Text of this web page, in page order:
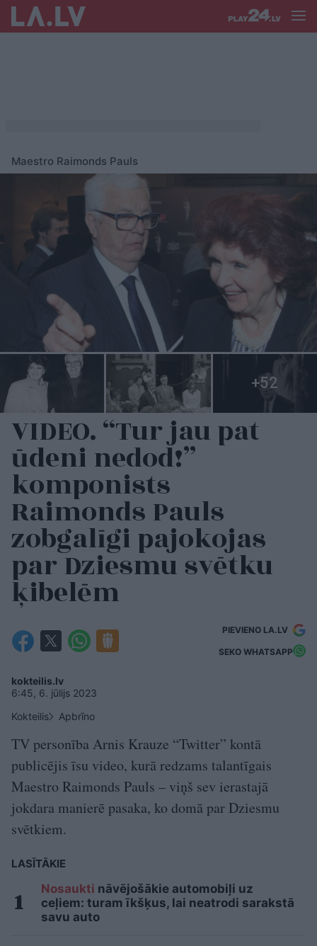
Maestro Raimonds Pauls
VIDEO. “Tur jau pat
ūdeni nedod!”
komponists
Raimonds Pauls
zobgalīgi pajokojas
par Dziesmu svētku
ķibelēm
PIEVIENO LA.LV
SEKO WHATSAPP
kokteilis.lv
6:45, 6. jūlijs 2023
Kokteilis
Apbrīno
TV personība Arnis Krauze “Twitter” kontā
publicējis īsu video, kurā redzams talantīgais
Maestro Raimonds Pauls – viņš sev ierastajā
jokdara manierē pasaka, ko domā par Dziesmu
svētkiem.
LASĪTĀKIE
Nosaukti nāvējošākie automobiļi uz
ceļiem: turam īkšķus, lai neatrodi sarakstā
savu auto